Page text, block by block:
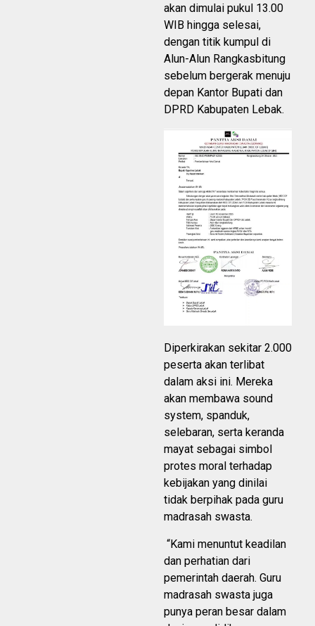
akan dimulai pukul 13.00
WIB hingga selesai,
dengan titik kumpul di
Alun-Alun Rangkasbitung
sebelum bergerak menuju
depan Kantor Bupati dan
DPRD Kabupaten Lebak.
Diperkirakan sekitar 2.000
peserta akan terlibat
dalam aksi ini. Mereka
akan membawa sound
system, spanduk,
selebaran, serta keranda
mayat sebagai simbol
protes moral terhadap
kebijakan yang dinilai
tidak berpihak pada guru
madrasah swasta.
“Kami menuntut keadilan
dan perhatian dari
pemerintah daerah. Guru
madrasah swasta juga
punya peran besar dalam